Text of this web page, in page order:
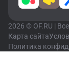
2026 © OF.RU |
Карта сайта
Политика